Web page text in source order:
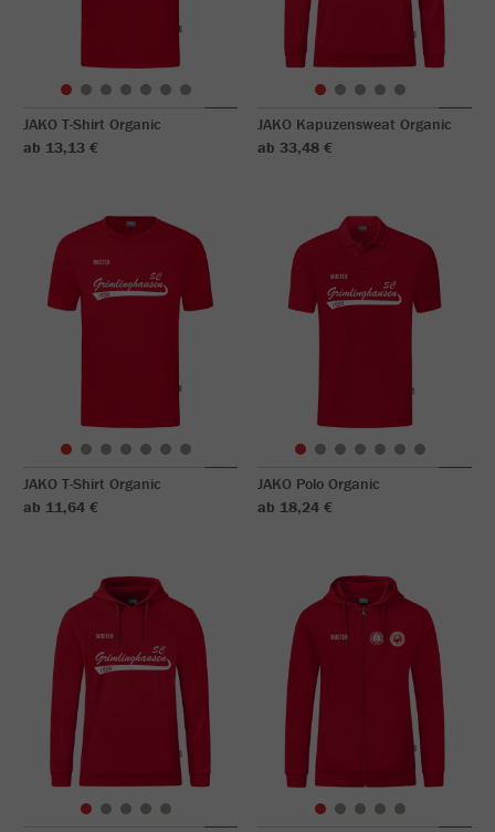
JAKO T-Shirt Organic
ab 13,13 €
JAKO Kapuzensweat Organic
ab 33,48 €
JAKO T-Shirt Organic
ab 11,64 €
JAKO Polo Organic
ab 18,24 €